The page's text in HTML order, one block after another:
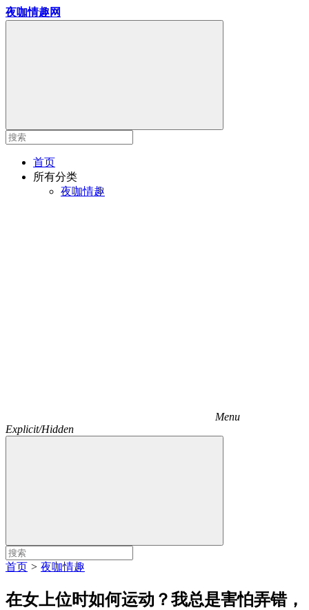
夜咖情趣网
首页
所有分类
夜咖情趣
Menu
Explicit/Hidden
首页 > 夜咖情趣
在女上位时如何运动？我总是害怕弄错，